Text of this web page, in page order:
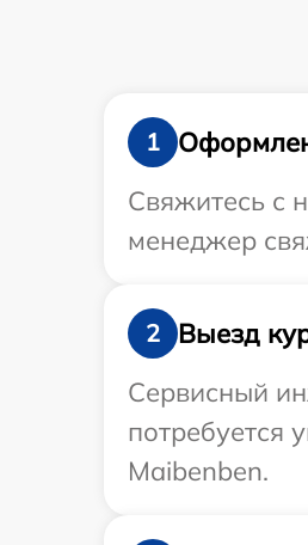
1
Свяжитесь с
менеджер
2
Выезд
Сервисный
потребуется
Maibenben.